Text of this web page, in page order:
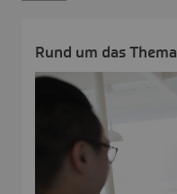
Rund um das Thema